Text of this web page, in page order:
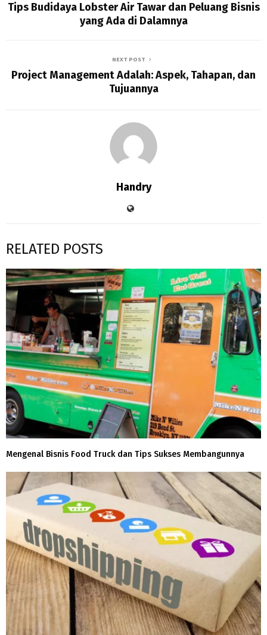
Tips Budidaya Lobster Air Tawar dan Peluang Bisnis
yang Ada di Dalamnya
NEXT POST
Project Management Adalah: Aspek, Tahapan, dan
Tujuannya
Handry
RELATED POSTS
Mengenal Bisnis Food Truck dan Tips Sukses Membangunnya